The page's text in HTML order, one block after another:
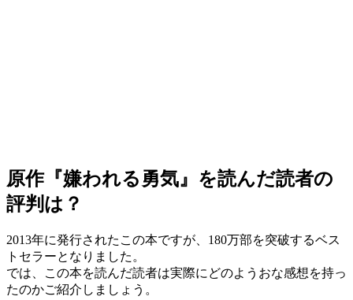
原作『嫌われる勇気』を読んだ読者の
評判は？
2013年に発行されたこの本ですが、180万部を突破するベス
トセラーとなりました。
では、この本を読んだ読者は実際にどのようおな感想を持っ
たのかご紹介しましょう。